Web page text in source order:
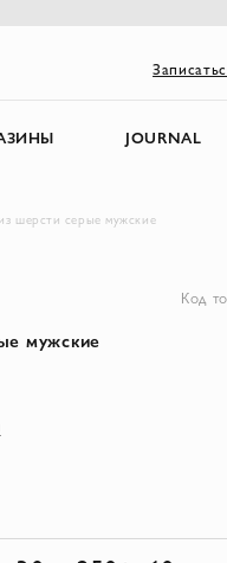
JOURNAL
шерсти серые мужские
Код
мужские